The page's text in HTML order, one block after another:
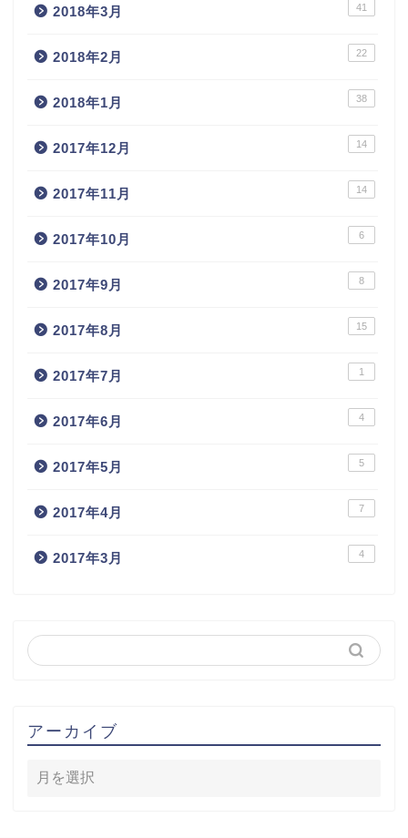
2018年3月 41
2018年2月 22
2018年1月 38
2017年12月 14
2017年11月 14
2017年10月 6
2017年9月 8
2017年8月 15
2017年7月 1
2017年6月 4
2017年5月 5
2017年4月 7
2017年3月 4
アーカイブ